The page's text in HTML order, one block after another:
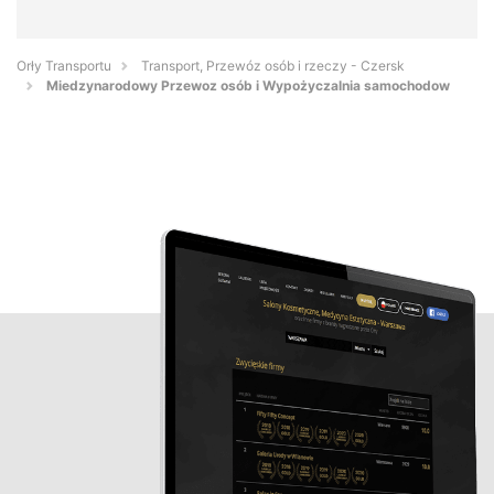
Orły Transportu
Transport, Przewóz osób i rzeczy - Czersk
Miedzynarodowy Przewoz osób i Wypożyczalnia samochodow